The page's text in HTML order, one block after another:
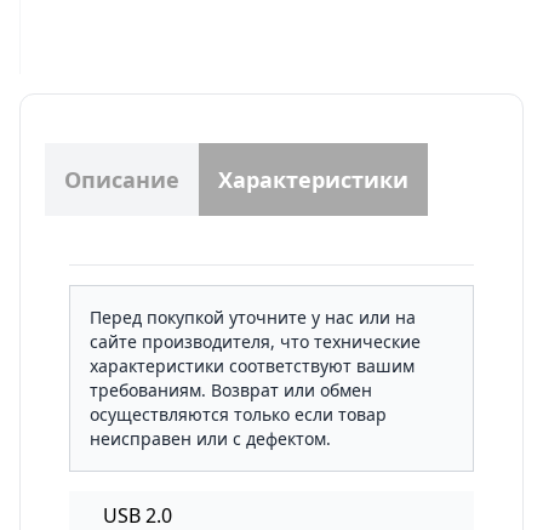
Описание Характеристики
Перед покупкой уточните у нас или на
сайте производителя, что технические
характеристики соответствуют вашим
требованиям. Возврат или обмен
осуществляются только если товар
неисправен или с дефектом.
USB 2.0